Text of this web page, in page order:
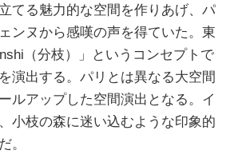
てる魅力的な空間を作りあげ、パ
ンヌから感嘆の声を得ていた。東
（分枝）」というコンセプトで
演出する。パリとは異なる大空間
ルアップした空間演出となる。イ
小枝の森に迷い込むような印象的
。